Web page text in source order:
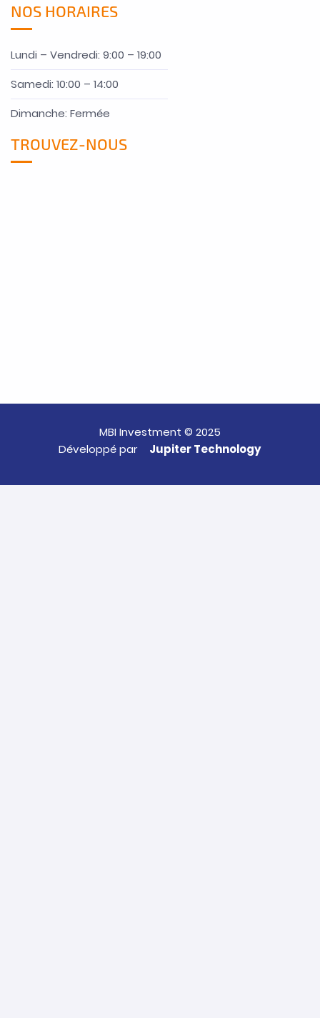
NOS HORAIRES
Lundi – Vendredi: 9:00 – 19:00
Samedi: 10:00 – 14:00
Dimanche: Fermée
TROUVEZ-NOUS
MBI Investment © 2025
Développé par
Jupiter Technology